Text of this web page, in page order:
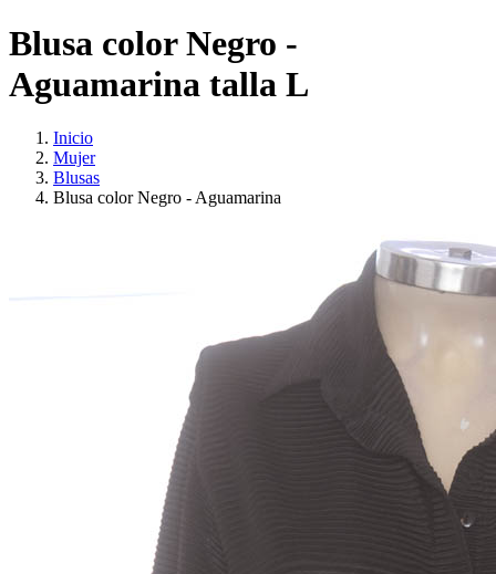
Blusa color Negro -
Aguamarina talla L
Inicio
Mujer
Blusas
Blusa color Negro - Aguamarina